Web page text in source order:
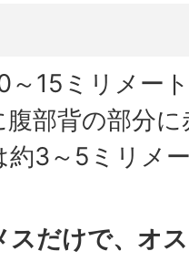
～15ミリメー
部背の部分
約3～5ミリメ
スだけで、オ